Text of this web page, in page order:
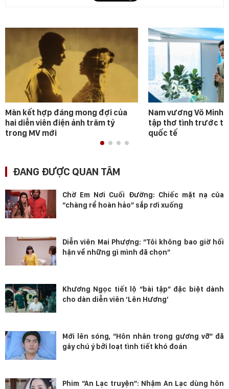
Màn kết hợp đáng mong đợi của
hai diễn viên điện ảnh trăm tỷ
trong MV mới
Nam vương Võ Minh
tập thơ tình trước
quốc tế
ĐANG ĐƯỢC QUAN TÂM
Chờ Em Nơi Cuối Đường: Chiếc mặt nạ của
“chàng rể hoàn hảo” sắp rơi xuống
Diễn viên Mai Phượng: “Tôi không bao giờ hối
hận về những gì mình đã chọn”
Khương Ngọc tiết lộ “bài tập” đặc biệt dành
cho dàn diễn viên ‘Lên Hương’
Mới lên sóng, “Hôn nhân trong gương vỡ” đã
gây chú ý bởi loạt tình tiết khó đoán
Phim “An Lạc truyện”: Nhậm An Lạc dùng hôn